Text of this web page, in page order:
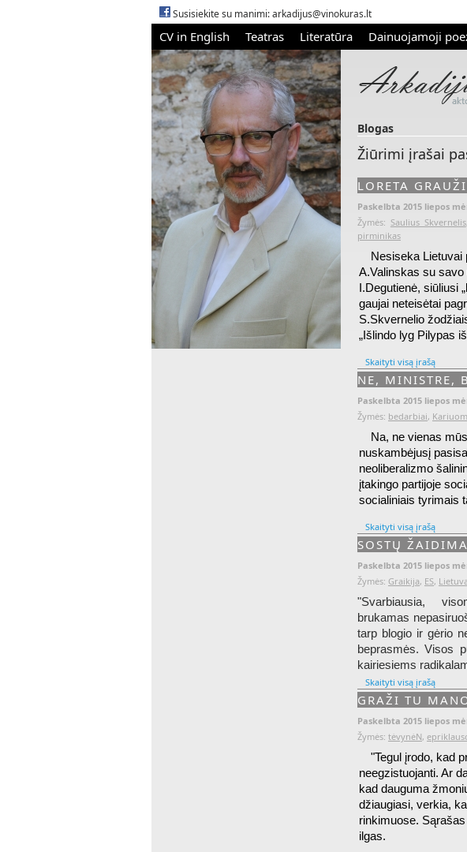
Susisiekite su manimi:arkadijus@vinokuras.lt
CV in English Teatras Literatūra Dainuojamoji
Blogas
Žiūrimi įrašai
LORETA
Paskelbta 2015 liepos
Žymės: Saulius Skvernelis,
pirminikas
Nesiseka Lietuvai
A.Valinskas su
I.Degutienė, siūliusi
gaujai neteisėtai
S.Skvernelio
„Išlindo lyg Pilypas
Skaityti visą įrašą
NE, MINISTRE,
Paskelbta 2015 liepos
Žymės: bedarbiai,
Na, ne vienas
nuskambėjusį
neoliberalizmo
įtakingo partijoje
socialiniais tyrimais
Skaityti visą įrašą
SOSTŲ
Paskelbta 2015 liepos
Žymės: Graikija, ES, Lietuva
"Svarbiausia,
brukamas
tarp blogio ir gėrio
beprasmės. Visos
kairiesiems
Skaityti visą įrašą
GRAŽI TU
Paskelbta 2015 liepos
Žymės: tėvynėN,
"Tegul įrodo, kad
neegzistuojanti. Ar
kad dauguma
džiaugiasi, verkia,
rinkimuose.
ilgas.